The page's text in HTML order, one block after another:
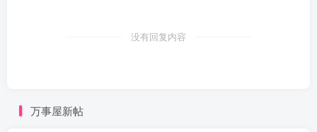
没有回复内容
万事屋新帖